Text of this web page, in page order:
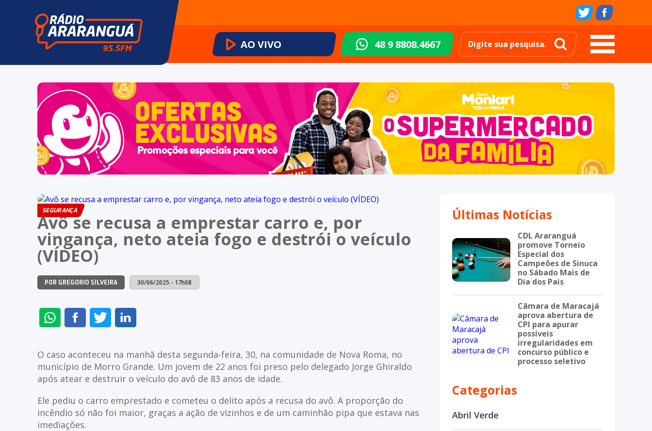
AO VIVO 48 9 8808.4667
SEGURANÇA
Avô se recusa a emprestar carro e, por
vingança, neto ateia fogo e destrói o veículo
(VÍDEO)
POR GREGORIO SILVEIRA 30/06/2025 - 17h08
ENVIAR
NO
COMPARTILHAR
NO
COMPARTILHAR
NO
O caso aconteceu na manhã desta segunda-feira, 30, na comunidade de Nova Roma, no
município de Morro Grande. Um jovem de 22 anos foi preso pelo delegado Jorge Ghiraldo
após atear e destruir o veículo do avô de 83 anos de idade.
Ele pediu o carro emprestado e cometeu o delito após a recusa do avô. A proporção do
incêndio só não foi maior, graças a ação de vizinhos e de um caminhão pipa que estava nas
imediações.
Últimas Notícias
CDL Araranguá
promove Torneio
Especial dos
Campeões de Sinuca
no Sábado Mais de
Dia dos Pais
Câmara de Maracajá
aprova abertura de
CPI para apurar
possíveis
irregularidades em
concurso público e
processo seletivo
Categorias
Abril Verde